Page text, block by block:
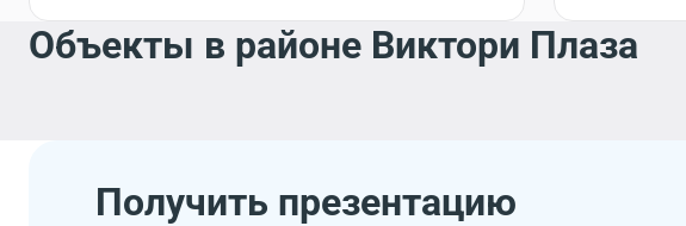
Объекты в районе Виктори Плаза
Получить презентацию